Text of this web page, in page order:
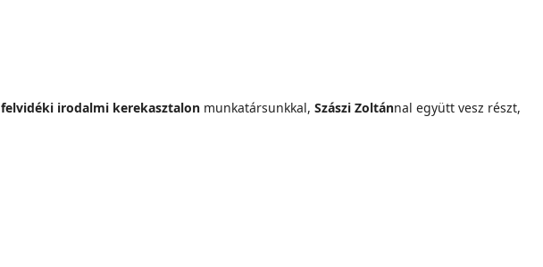
felvidéki irodalmi kerekasztalon munkatársunkkal, Szászi Zoltánnal együtt vesz részt,